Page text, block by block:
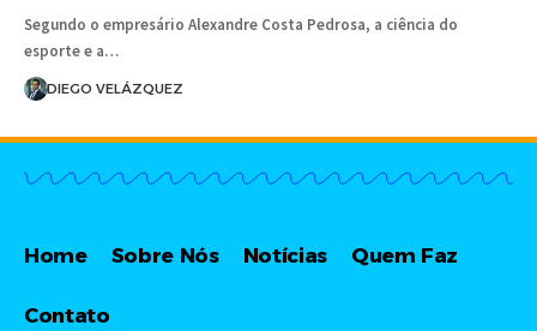
Segundo o empresário Alexandre Costa Pedrosa, a ciência do
esporte e a…
DIEGO VELÁZQUEZ
Home Sobre Nós Notícias Quem Faz
Contato